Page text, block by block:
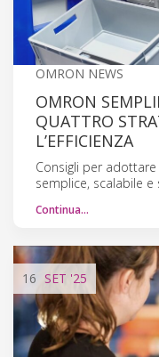
OMRON NEWS
OMRON
QUATTRO
L’EFFICIENZA
Consigli per
semplice, scalabile e
Continua…
16 SET '25